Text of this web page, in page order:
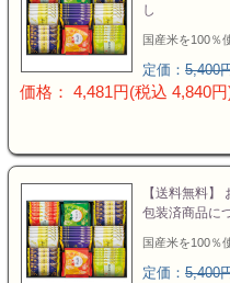
し
国産米を100％
定価： 5,400
価格： 4,481円(税込 4,840円
【送料無料
包装済商品に
国産米を100％
定価： 5,400